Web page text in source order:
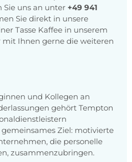
Sie uns an unter +49 941
Sie direkt in unsere
Tasse Kaffee in unserem
mit Ihnen gerne die weiteren
und Kollegen an
gehört Tempton
Ziel: motivierte
die personelle
zusammenzubringen.